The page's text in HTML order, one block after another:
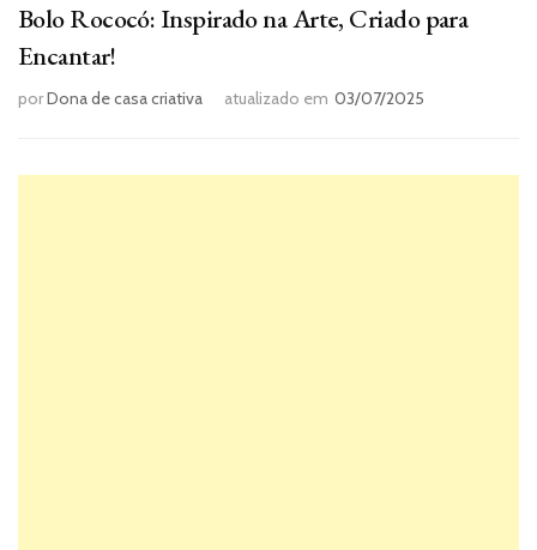
Bolo Rococó: Inspirado na Arte, Criado para
Encantar!
porDona de casa criativa atualizado em 03/07/2025